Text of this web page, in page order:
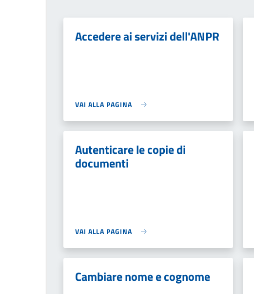
Accedere ai servizi dell'ANPR
VAI ALLA PAGINA
Autenticare le copie di
documenti
VAI ALLA PAGINA
Cambiare nome e cognome